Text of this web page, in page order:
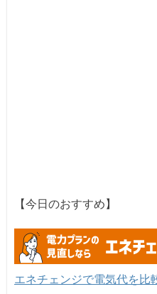
【今日のおすすめ】
エネチェンジで電気代を比